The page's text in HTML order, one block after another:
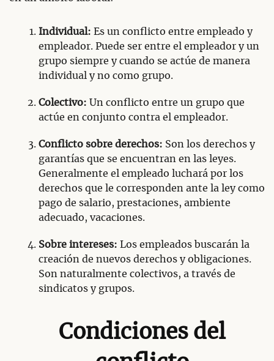
Individual: Es un conflicto entre empleado y
empleador. Puede ser entre el empleador y un
grupo siempre y cuando se actúe de manera
individual y no como grupo.
Colectivo: Un conflicto entre un grupo que
actúe en conjunto contra el empleador.
Conflicto sobre derechos: Son los derechos y
garantías que se encuentran en las leyes.
Generalmente el empleado luchará por los
derechos que le corresponden ante la ley como
pago de salario, prestaciones, ambiente
adecuado, vacaciones.
Sobre intereses: Los empleados buscarán la
creación de nuevos derechos y obligaciones.
Son naturalmente colectivos, a través de
sindicatos y grupos.
Condiciones del